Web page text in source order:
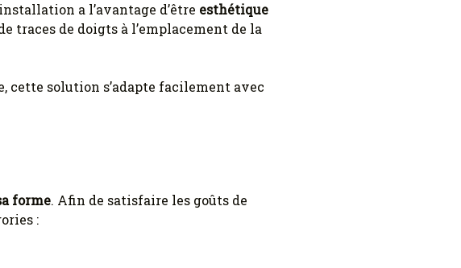
a l’avantage d’être esthétique
traces de doigts à l’emplacement de la
cette solution s’adapte facilement avec
forme. Afin de satisfaire les goûts de
: